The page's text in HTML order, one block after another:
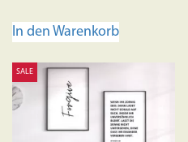
In den Warenkorb
SALE